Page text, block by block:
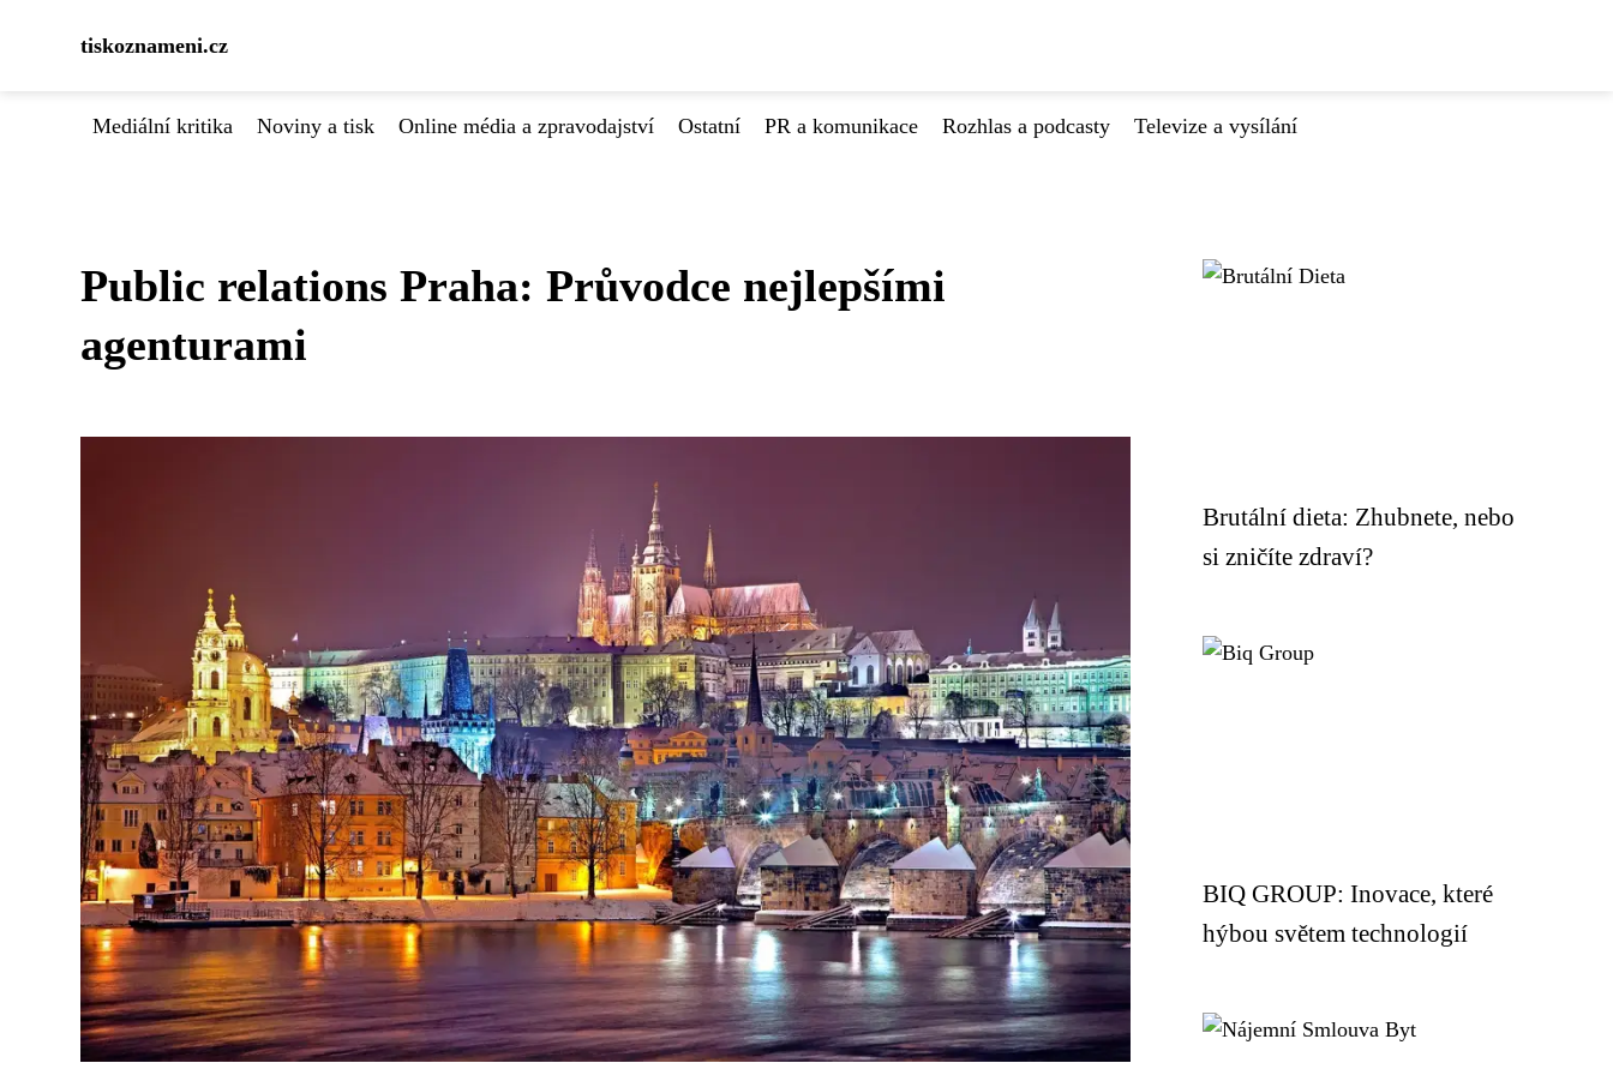
tiskoznameni.cz
Mediální kritika Noviny a tisk Online média a zpravodajství Ostatní PR a komunikace Rozhlas a podcasty Televize a vysílání
Public relations Praha: Průvodce nejlepšími
agenturami
Brutální dieta: Zhubnete, nebo
si zničíte zdraví?
BIQ GROUP: Inovace, které
hýbou světem technologií